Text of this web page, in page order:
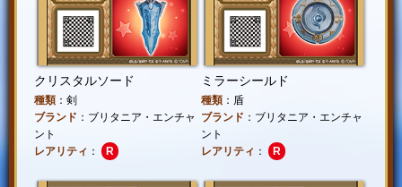
クリスタルソード
種類：剣
ブランド ：ブリタニア・エンチャ
ント
レアリティ ： R
ミラーシールド
種類：盾
ブランド ：ブリタニア・エンチャ
ント
レアリティ ： R